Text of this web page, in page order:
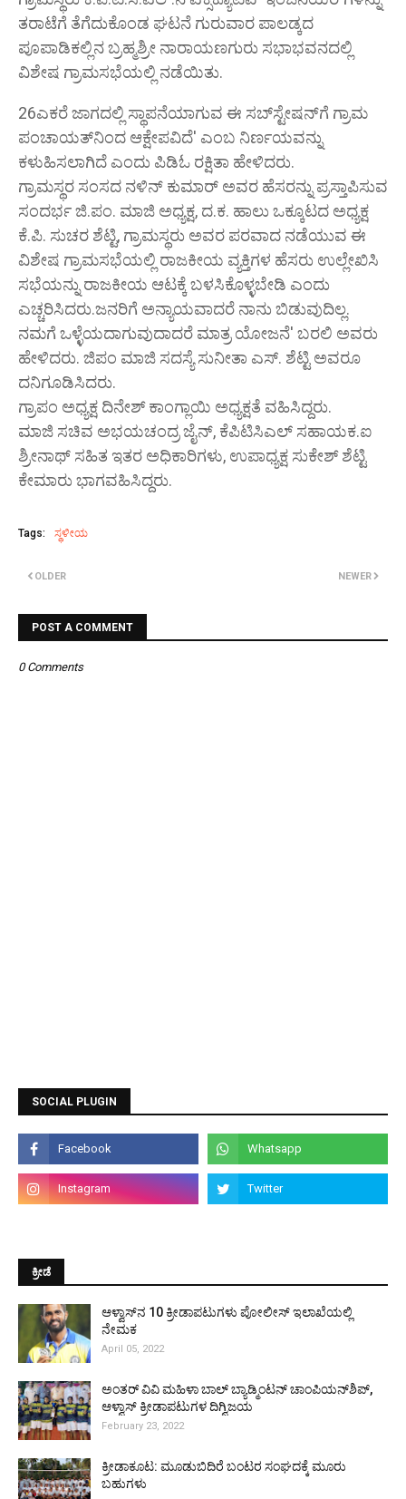
ತರಾಟೆಗೆ ತೆಗೆದುಕೊಂಡ ಘಟನೆ ಗುರುವಾರ ಪಾಲಡ್ಕದ
ಪೂಪಾಡಿಕಲ್ಲಿನ ಬ್ರಹ್ಮಶ್ರೀ ನಾರಾಯಣಗುರು ಸಭಾಭವನದಲ್ಲಿ
ವಿಶೇಷ ಗ್ರಾಮಸಭೆಯಲ್ಲಿ ನಡೆಯಿತು.
26ಎಕರೆ ಜಾಗದಲ್ಲಿ ಸ್ಥಾಪನೆಯಾಗುವ ಈ ಸಬ್‌ಸ್ಟೇಷನ್‌ಗೆ ಗ್ರಾಮ
ಪಂಚಾಯತ್‌ನಿಂದ ಆಕ್ಷೇಪವಿದೆ' ಎಂಬ ನಿರ್ಣಯವನ್ನು
ಕಳುಹಿಸಲಾಗಿದೆ ಎಂದು ಪಿಡಿಓ ರಕ್ಷಿತಾ ಹೇಳಿದರು.
ಗ್ರಾಮಸ್ಥರ ಸಂಸದ ನಳಿನ್ ಕುಮಾರ್ ಅವರ ಹೆಸರನ್ನು ಪ್ರಸ್ತಾಪಿಸುವ
ಸಂದರ್ಭ ಜಿ.ಪಂ. ಮಾಜಿ ಅಧ್ಯಕ್ಷ, ದ.ಕ. ಹಾಲು ಒಕ್ಕೂಟದ ಅಧ್ಯಕ್ಷ
ಕೆ.ಪಿ. ಸುಚರ ಶೆಟ್ಟಿ, ಗ್ರಾಮಸ್ಥರು ಅವರ ಪರವಾದ ನಡೆಯುವ ಈ
ವಿಶೇಷ ಗ್ರಾಮಸಭೆಯಲ್ಲಿ ರಾಜಕೀಯ ವ್ಯಕ್ತಿಗಳ ಹೆಸರು ಉಲ್ಲೇಖಿಸಿ
ಸಭೆಯನ್ನು ರಾಜಕೀಯ ಆಟಕ್ಕೆ ಬಳಸಿಕೊಳ್ಳಬೇಡಿ ಎಂದು
ಎಚ್ಚರಿಸಿದರು.ಜನರಿಗೆ ಅನ್ಯಾಯವಾದರೆ ನಾನು ಬಿಡುವುದಿಲ್ಲ.
ನಮಗೆ ಒಳ್ಳೆಯದಾಗುವುದಾದರೆ ಮಾತ್ರ ಯೋಜನೆ' ಬರಲಿ ಅವರು
ಹೇಳಿದರು. ಜಿಪಂ ಮಾಜಿ ಸದಸ್ಯೆ ಸುನೀತಾ ಎಸ್. ಶೆಟ್ಟಿ ಅವರೂ
ದನಿಗೂಡಿಸಿದರು.
ಗ್ರಾಪಂ ಅಧ್ಯಕ್ಷ ದಿನೇಶ್ ಕಾಂಗ್ಲಾಯಿ ಅಧ್ಯಕ್ಷತೆ ವಹಿಸಿದ್ದರು.
ಮಾಜಿ ಸಚಿವ ಅಭಯಚಂದ್ರ ಜೈನ್, ಕೆಪಿಟಿಸಿಎಲ್ ಸಹಾಯಕ.ಐ
ಶ್ರೀನಾಥ್ ಸಹಿತ ಇತರ ಅಧಿಕಾರಿಗಳು, ಉಪಾಧ್ಯಕ್ಷ ಸುಕೇಶ್ ಶೆಟ್ಟಿ
ಕೇಮಾರು ಭಾಗವಹಿಸಿದ್ದರು.
Tags: ಸ್ಥಳೀಯ
NEWER
OLDER
POST A COMMENT
0 Comments
SOCIAL PLUGIN
ಕ್ರೀಡೆ
ಆಳ್ವಾಸ್‌ನ 10 ಕ್ರೀಡಾಪಟುಗಳು ಪೋಲೀಸ್ ಇಲಾಖೆಯಲ್ಲಿ
ನೇಮಕ
April 05, 2022
ಅಂತರ್ ವಿವಿ ಮಹಿಳಾ ಬಾಲ್ ಬ್ಯಾಡ್ಮಿಂಟನ್ ಚಾಂಪಿಯನ್‌ಶಿಪ್,
ಆಳ್ವಾಸ್ ಕ್ರೀಡಾಪಟುಗಳ ದಿಗ್ವಿಜಯ
February 23, 2022
ಕ್ರೀಡಾಕೂಟ: ಮೂಡುಬಿದಿರೆ ಬಂಟರ ಸಂಘದಕ್ಕೆ ಮೂರು
ಬಹುಗಳು